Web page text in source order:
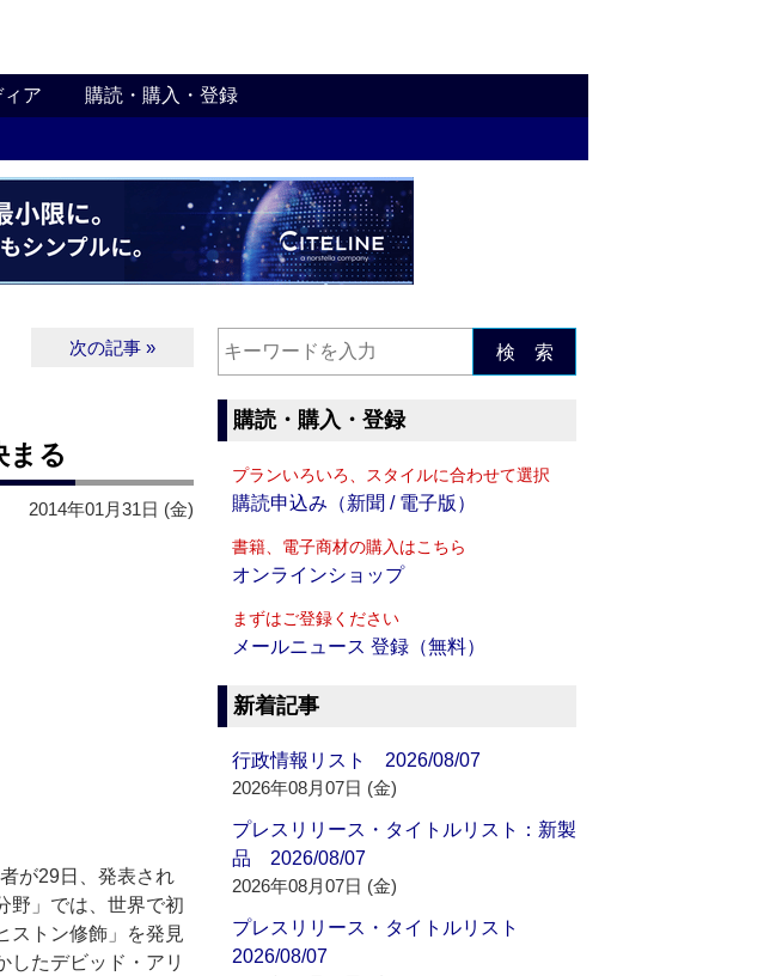
ア 購読・購入・登録
次の記事 »
まる
2014年01月31日 (金)
が29日、発表され
野」では、世界で初
ストン修飾」を発見
したデビッド・アリ
検 索
購読・購入・登録
プランいろいろ、スタイルに合わせて選択
購読申込み（新聞 / 電子版）
書籍、電子商材の購入はこちら
オンラインショップ
まずはご登録ください
メールニュース 登録（無料）
新着記事
行政情報リスト 2026/08/07
2026年08月07日 (金)
プレスリリース・タイトルリスト：新製
品 2026/08/07
2026年08月07日 (金)
プレスリリース・タイトルリスト
2026/08/07